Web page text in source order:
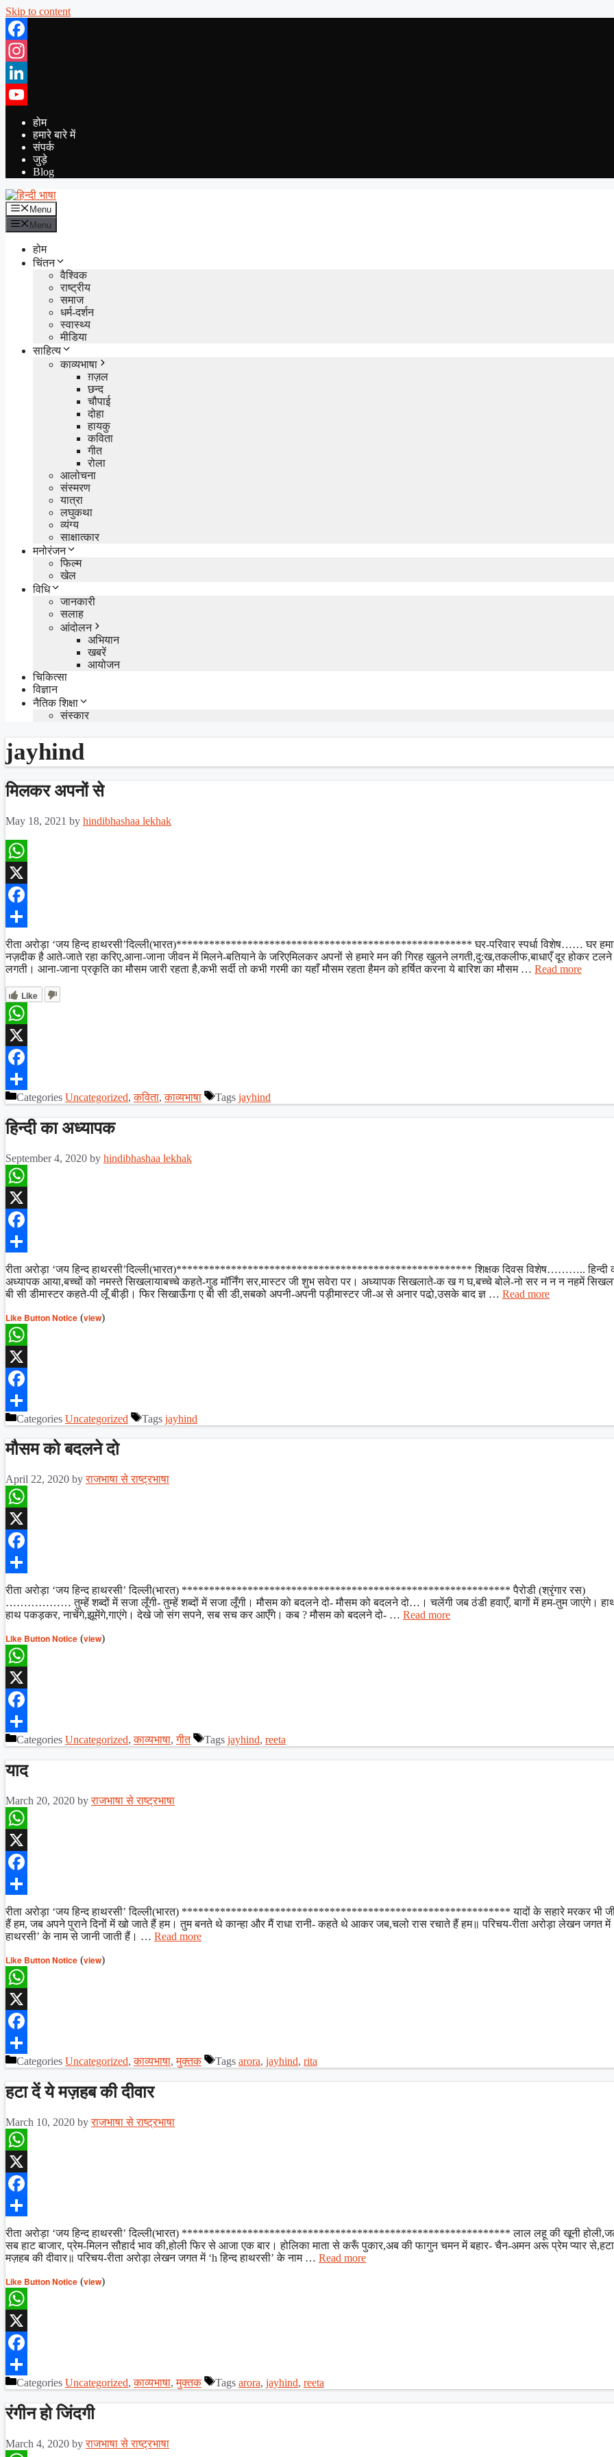
Skip to content
Facebook
Instagram
LinkedIn
YouTube
होम
हमारे बारे में
संपर्क
जुड़े
Blog
Menu
Menu
होम
चिंतन
वैश्विक
राष्ट्रीय
समाज
धर्म-दर्शन
स्वास्थ्य
मीडिया
साहित्य
काव्यभाषा
ग़ज़ल
छन्द
चौपाई
दोहा
हायकु
कविता
गीत
रोला
आलोचना
संस्मरण
यात्रा
लघुकथा
व्यंग्य
साक्षात्कार
मनोरंजन
फिल्म
खेल
विधि
जानकारी
सलाह
आंदोलन
अभियान
खबरें
आयोजन
चिकित्सा
विज्ञान
नैतिक शिक्षा
संस्कार
jayhind
मिलकर अपनों से
May 18, 2021 by hindibhashaa lekhak
WhatsApp
X
Facebook
Share
रीता अरोड़ा ‘जय हिन्द हाथरसी’दिल्ली(भारत)****************************************************** घर-परिवार स्पर्धा विशेष…… घर
नज़दीक है आते-जाते रहा करिए,आना-जाना जीवन में मिलने-बतियाने के जरिएमिलकर अपनों से हमारे मन की गिरह खुलने लगती,दु:ख,तकलीफ,बाधाएँ दूर होकर टलने
लगती। आना-जाना प्रकृति का मौसम जारी रहता है,कभी सर्दी तो कभी गरमी का यहाँ मौसम रहता हैमन को हर्षित करना ये बारिश का मौसम … Read more
Like
WhatsApp
X
Facebook
ShareCategories Uncategorized,कविता,काव्यभाषा Tags jayhind
हिन्दी का अध्यापक
September 4, 2020 by hindibhashaa lekhak
WhatsApp
X
Facebook
Share
रीता अरोड़ा ‘जय हिन्द हाथरसी’दिल्ली(भारत)****************************************************** शिक्षक दिवस विशेष……….. हिन्दी
अध्यापक आया,बच्चों को नमस्ते सिखलायाबच्चे कहते-गुड माॅर्निंग सर,मास्टर जी शुभ सवेरा पर। अध्यापक सिखलाते-क ख ग घ,बच्चे बोले-नो सर न न न नहमें
बी सी डीमास्टर कहते-पी लूँ बीड़ी। फिर सिखाऊँगा ए बी सी डी,सबको अपनी-अपनी पड़ीमास्टर जी-अ से अनार पढो़,उसके बाद ज्ञ … Read more
Like Button Notice (view)
WhatsApp
X
Facebook
ShareCategories Uncategorized Tags jayhind
मौसम को बदलने दो
April 22, 2020 byराजभाषा से राष्ट्रभाषा
WhatsApp
X
Facebook
Share
रीता अरोड़ा ‘जय हिन्द हाथरसी’ दिल्ली(भारत) ************************************************************ पैरोडी (श्रृंगार रस)
……………… तुम्हें शब्दों में सजा लूँगी- तुम्हें शब्दों में सजा लूँगी। मौसम को बदलने दो- मौसम को बदलने दो…। चलेंगी जब ठंडी हवाएँ, बागों में हम-तुम जाएंगे।
हाथ पकड़कर, नाचेंगे,झूमेंगे,गाएंगे। देखे जो संग सपने, सब सच कर आएँगे। कब ? मौसम को बदलने दो- … Read more
Like Button Notice (view)
WhatsApp
X
Facebook
ShareCategories Uncategorized,काव्यभाषा,गीत Tags jayhind, reeta
याद
March 20, 2020 byराजभाषा से राष्ट्रभाषा
WhatsApp
X
Facebook
Share
रीता अरोड़ा ‘जय हिन्द हाथरसी’ दिल्ली(भारत) ************************************************************ यादों के सहारे मरकर भी
हैं हम, जब अपने पुराने दिनों में खो जाते हैं हम। तुम बनते थे कान्हा और मैं राधा रानी- कहते थे आकर जब,चलो रास रचाते हैं हम॥ परिचय-रीता अरोड़ा लेखन जगत में
हाथरसी’ के नाम से जानी जाती हैं। … Read more
Like Button Notice (view)
WhatsApp
X
Facebook
ShareCategories Uncategorized,काव्यभाषा,मुक्तक Tags arora, jayhind, rita
हटा दें ये मज़हब की दीवार
March 10, 2020 byराजभाषा से राष्ट्रभाषा
WhatsApp
X
Facebook
Share
रीता अरोड़ा ‘जय हिन्द हाथरसी’ दिल्ली(भारत) ************************************************************ लाल लहू की खूनी
सब हाट बाजार, प्रेम-मिलन सौहार्द भाव की,होली फिर से आजा एक बार। होलिका माता से करूँ पुकार,अब की फागुन चमन में बहार- चैन-अमन अरू प्रेम प्यार
मज़हब की दीवार॥ परिचय-रीता अरोड़ा लेखन जगत में ‘h हिन्द हाथरसी’ के नाम … Read more
Like Button Notice (view)
WhatsApp
X
Facebook
ShareCategories Uncategorized,काव्यभाषा,मुक्तक Tags arora, jayhind, reeta
रंगीन हो जिंदगी
March 4, 2020 byराजभाषा से राष्ट्रभाषा